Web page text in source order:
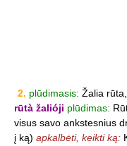
2. plūdimasis: Žalia
rūtà žalióji plūdimas:
visus savo ankstesnius
į ką) apkalbėti, keikti ką: